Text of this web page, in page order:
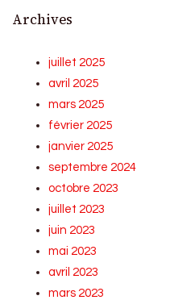
Archives
juillet 2025
avril 2025
mars 2025
février 2025
janvier 2025
septembre 2024
octobre 2023
juillet 2023
juin 2023
mai 2023
avril 2023
mars 2023